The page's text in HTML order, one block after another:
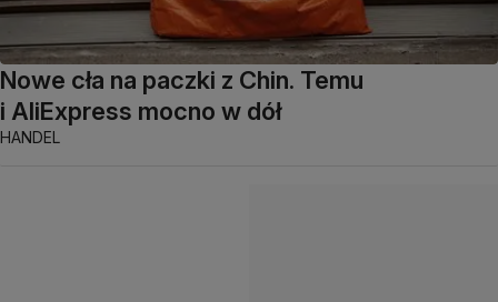
Nowe cła na paczki z Chin. Temu
i AliExpress mocno w dół
HANDEL